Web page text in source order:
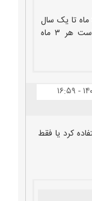
سرویس بالابر صنعتی ۱ تنی معمولا هر ۶ ماه تا یک سال
لازم است و در محیط‌های پرکار بهتر است هر ۳ ماه
کرد یا فقط